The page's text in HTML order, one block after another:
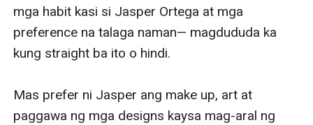
mga habit kasi si Jasper Ortega at mga
preference na talaga naman— magdududa ka
kung straight ba ito o hindi.
Mas prefer ni Jasper ang make up, art at
paggawa ng mga designs kaysa mag-aral ng